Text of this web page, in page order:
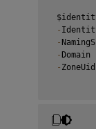
-
-
-Domain
- ZoneUid